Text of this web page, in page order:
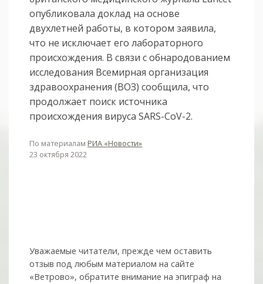
опубликовала доклад на основе
двухлетней работы, в котором заявила,
что не исключает его лабораторного
происхождения. В связи с обнародованием
исследования Всемирная организация
здравоохранения (ВОЗ) сообщила, что
продолжает поиск источника
происхождения вируса SARS-CoV-2.
По материалам РИА «Новости»
23 октября 2022
Уважаемые читатели, прежде чем оставить
отзыв под любым материалом на сайте
«Ветрово», обратите внимание на эпиграф на